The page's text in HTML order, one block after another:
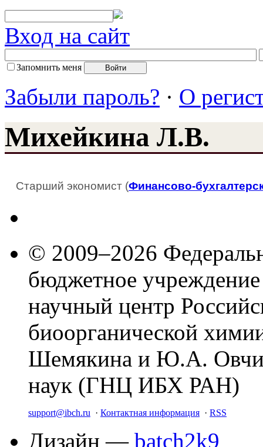
Вход на сайт
Запомнить меня
Забыли пароль? · О
Михейкина Л.В.
Старший экономист (Финансово-
© 2009–2026
бюджетное
научный центр
биоорганической
Шемякина и Ю.А.
наук (ГНЦ ИБХ РАН)
support@ibch.ru · Контактная информация · RSS
Дизайн — batch2k9